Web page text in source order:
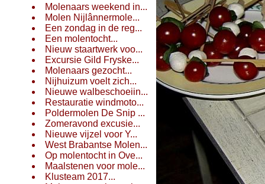
Molenaars weekend in...
Molen Nijlânnermole...
Een zondag in de reg...
Een molentocht...
Nieuw staartwerk voo...
Excursie Gild Fryske...
Molenaars gezocht...
Nijhuizum voelt zich...
Nieuwe walbeschoeiin...
Restauratie windmoto...
Poldermolen De Snip ...
Zomeravond excusie...
Nieuwe vijzel voor Y...
West Brabantse Molen...
Op molentocht in Ove...
Maalstenen voor mole...
Klusteam 2017...